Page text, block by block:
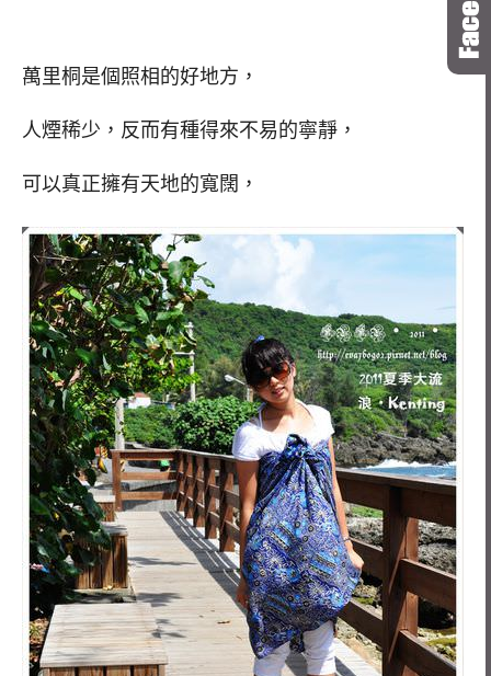
萬里桐是個照相的好地方，
人煙稀少，反而有種得來不易的寧靜，
可以真正擁有天地的寬闊，